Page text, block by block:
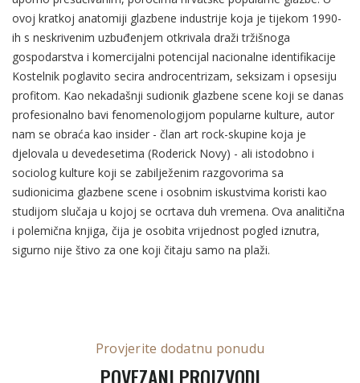
ovoj kratkoj anatomiji glazbene industrije koja je tijekom 1990-
ih s neskrivenim uzbuđenjem otkrivala draži tržišnoga
gospodarstva i komercijalni potencijal nacionalne identifikacije
Kostelnik poglavito secira androcentrizam, seksizam i opsesiju
profitom. Kao nekadašnji sudionik glazbene scene koji se danas
profesionalno bavi fenomenologijom popularne kulture, autor
nam se obraća kao insider - član art rock-skupine koja je
djelovala u devedesetima (Roderick Novy) - ali istodobno i
sociolog kulture koji se zabilježenim razgovorima sa
sudionicima glazbene scene i osobnim iskustvima koristi kao
studijom slučaja u kojoj se ocrtava duh vremena. Ova analitična
i polemična knjiga, čija je osobita vrijednost pogled iznutra,
sigurno nije štivo za one koji čitaju samo na plaži.
Provjerite dodatnu ponudu
POVEZANI PROIZVODI